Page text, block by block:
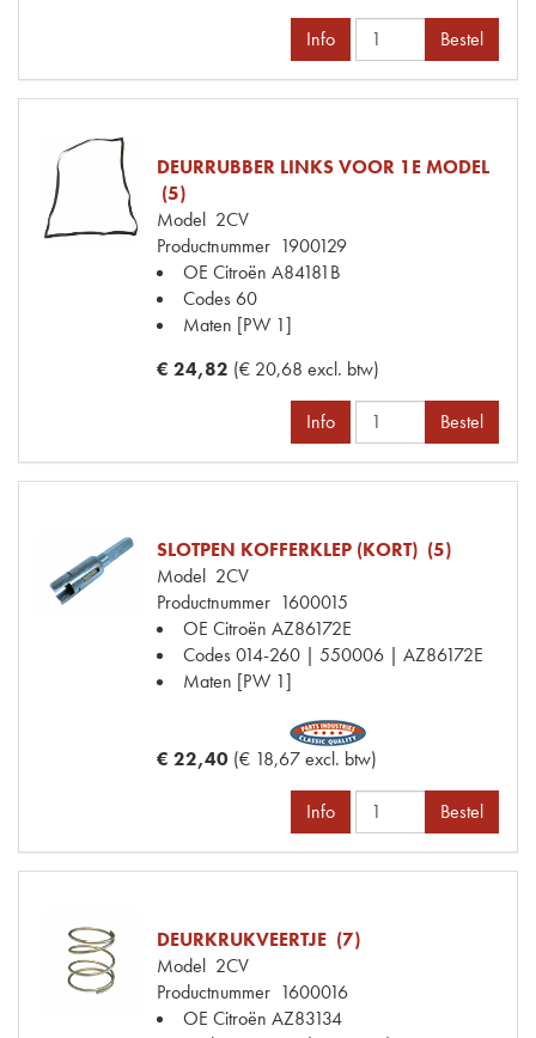
Info Bestel
DEURRUBBER LINKS VOOR 1E MODEL
(5)
Model 2CV
Productnummer 1900129
OE Citroën A84181B
Codes 60
Maten [PW 1]
€ 24,82 (€ 20,68 excl. btw)
Info Bestel
SLOTPEN KOFFERKLEP (KORT) (5)
Model 2CV
Productnummer 1600015
OE Citroën AZ86172E
Codes014-260 | 550006 | AZ86172E
Maten [PW 1]
€ 22,40 (€ 18,67 excl. btw)
Info Bestel
DEURKRUKVEERTJE (7)
Model 2CV
Productnummer 1600016
OE Citroën AZ83134